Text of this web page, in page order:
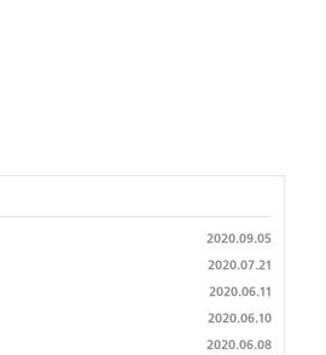
2020.09.05
2020.07.21
2020.06.11
2020.06.10
2020.06.08